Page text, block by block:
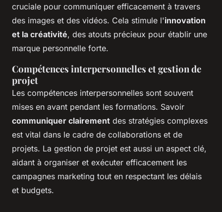
cruciale pour communiquer efficacement à travers
des images et des vidéos. Cela stimule l'innovation
et la créativité, des atouts précieux pour établir une
marque personnelle forte.
Compétences interpersonnelles et gestion de
projet
Les compétences interpersonnelles sont souvent
mises en avant pendant les formations. Savoir
communiquer clairement des stratégies complexes
est vital dans le cadre de collaborations et de
projets. La gestion de projet est aussi un aspect clé,
aidant à organiser et exécuter efficacement les
campagnes marketing tout en respectant les délais
et budgets.